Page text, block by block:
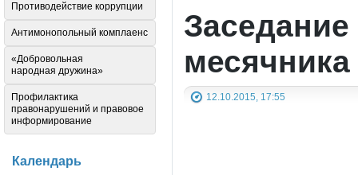
месячника
12.10.2015, 17:55
Противодействие коррупции
Антимонопольный комплаенс
«Добровольная
народная дружина»
Профилактика
правонарушений и правовое
информирование
Календарь